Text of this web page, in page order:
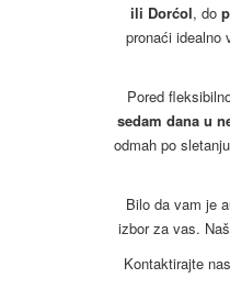
ili Dorćol, do
pronaći idealno
Pored
sedam dana u
odmah po
Bilo da vam je
izbor za vas.
Kontaktirajte